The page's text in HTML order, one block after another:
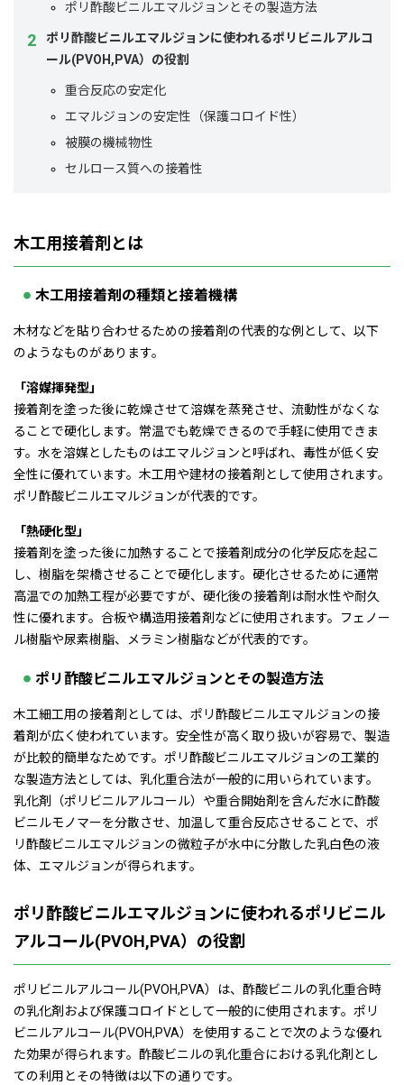
ポリ酢酸ビニルエマルジョンとその製造方法
ポリ酢酸ビニルエマルジョンに使われるポリビニルアルコ
ール(PVOH,PVA）の役割
重合反応の安定化
エマルジョンの安定性（保護コロイド性）
被膜の機械物性
セルロース質への接着性
木工用接着剤とは
木工用接着剤の種類と接着機構
木材などを貼り合わせるための接着剤の代表的な例として、以下
のようなものがあります。
「溶媒揮発型」
接着剤を塗った後に乾燥させて溶媒を蒸発させ、流動性がなくな
ることで硬化します。常温でも乾燥できるので手軽に使用できま
す。水を溶媒としたものはエマルジョンと呼ばれ、毒性が低く安
全性に優れています。木工用や建材の接着剤として使用されます。
ポリ酢酸ビニルエマルジョンが代表的です。
「熱硬化型」
接着剤を塗った後に加熱することで接着剤成分の化学反応を起こ
し、樹脂を架橋させることで硬化します。硬化させるために通常
高温での加熱工程が必要ですが、硬化後の接着剤は耐水性や耐久
性に優れます。合板や構造用接着剤などに使用されます。フェノー
ル樹脂や尿素樹脂、メラミン樹脂などが代表的です。
ポリ酢酸ビニルエマルジョンとその製造方法
木工細工用の接着剤としては、ポリ酢酸ビニルエマルジョンの接
着剤が広く使われています。安全性が高く取り扱いが容易で、製造
が比較的簡単なためです。ポリ酢酸ビニルエマルジョンの工業的
な製造方法としては、乳化重合法が一般的に用いられています。
乳化剤（ポリビニルアルコール）や重合開始剤を含んだ水に酢酸
ビニルモノマーを分散させ、加温して重合反応させることで、ポ
リ酢酸ビニルエマルジョンの微粒子が水中に分散した乳白色の液
体、エマルジョンが得られます。
ポリ酢酸ビニルエマルジョンに使われるポリビニル
アルコール(PVOH,PVA）の役割
ポリビニルアルコール(PVOH,PVA）は、酢酸ビニルの乳化重合時
の乳化剤および保護コロイドとして一般的に使用されます。ポリ
ビニルアルコール(PVOH,PVA）を使用することで次のような優れ
た効果が得られます。酢酸ビニルの乳化重合における乳化剤とし
ての利用とその特徴は以下の通りです。